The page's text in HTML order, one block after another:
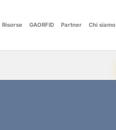
Risorse GAORFID Partner Chi siamo